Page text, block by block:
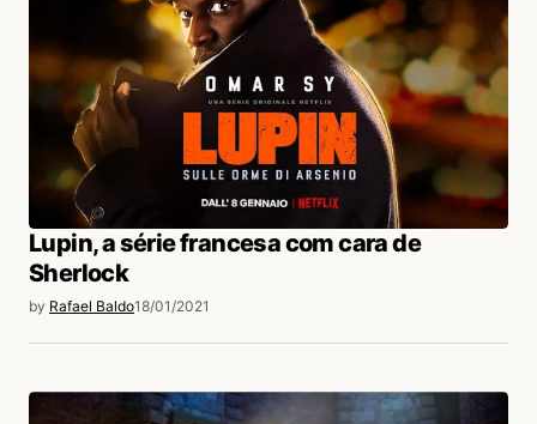
Lupin, a série francesa com cara de
Sherlock
by Rafael Baldo18/01/2021